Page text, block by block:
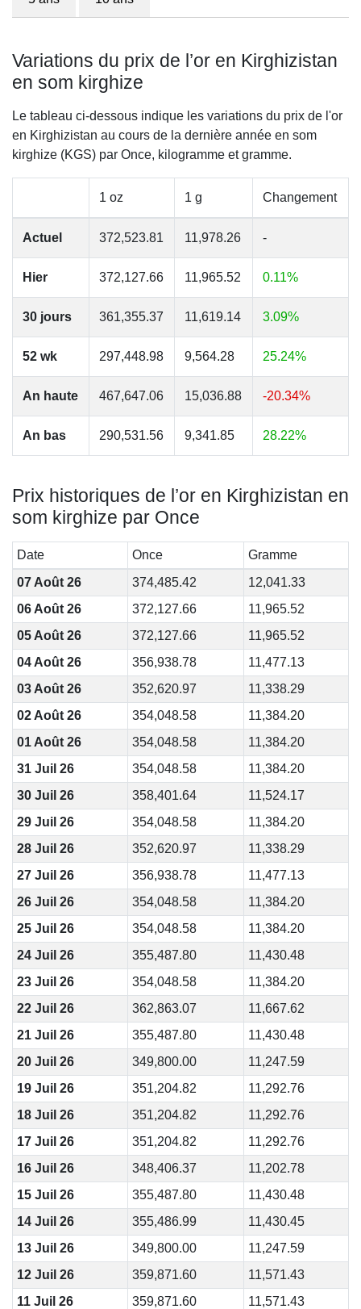
Variations du prix de l’or en Kirghizistan
en som kirghize
Le tableau ci-dessous indique les variations du prix de l'or
en Kirghizistan au cours de la dernière année en som
kirghize (KGS) par Once, kilogramme et gramme.
1 oz 1 g Changement
Actuel 372,523.81 11,978.26 -
Hier 372,127.66 11,965.52 0.11%
30 jours 361,355.37 11,619.14 3.09%
52 wk 297,448.98 9,564.28 25.24%
An haute 467,647.06 15,036.88 -20.34%
An bas 290,531.56 9,341.85 28.22%
Prix historiques de l’or en Kirghizistan en
som kirghize par Once
Date Once
Gramme
07 Août 26
374,485.42
12,041.33
06 Août 26
372,127.66
11,965.52
05 Août 26
372,127.66
11,965.52
04 Août 26
356,938.78
11,477.13
03 Août 26
352,620.97
11,338.29
02 Août 26
354,048.58
11,384.20
01 Août 26
354,048.58
11,384.20
31 Juil 26
354,048.58
11,384.20
30 Juil 26
358,401.64
11,524.17
29 Juil 26
354,048.58
11,384.20
28 Juil 26
352,620.97
11,338.29
27 Juil 26
356,938.78
11,477.13
26 Juil 26
354,048.58
11,384.20
25 Juil 26
354,048.58
11,384.20
24 Juil 26
355,487.80
11,430.48
23 Juil 26
354,048.58
11,384.20
22 Juil 26
362,863.07
11,667.62
21 Juil 26
355,487.80
11,430.48
20 Juil 26
349,800.00
11,247.59
19 Juil 26
351,204.82
11,292.76
18 Juil 26
351,204.82
11,292.76
17 Juil 26
351,204.82
11,292.76
16 Juil 26
348,406.37
11,202.78
15 Juil 26
355,487.80
11,430.48
14 Juil 26
355,486.99
11,430.45
13 Juil 26
349,800.00
11,247.59
12 Juil 26
359,871.60
11,571.43
11 Juil 26
359,871.60
11,571.43